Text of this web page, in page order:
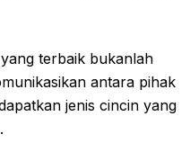
terbaik bukanlah
antara pihak
jenis cincin yang